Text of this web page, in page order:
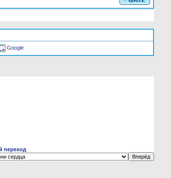
Google
переход